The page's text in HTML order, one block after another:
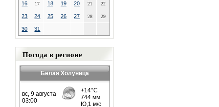
16 17 18 19 20 21 22
23 24 25 26 27 28 29
30 31
Погода в регионе
Белая Холуница